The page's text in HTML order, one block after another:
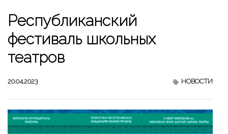
Республиканский
фестиваль школьных
театров
20.04.2023 НОВОСТИ